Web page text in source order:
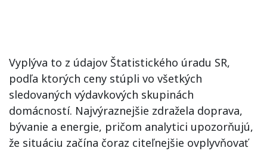
Vyplýva to z údajov Štatistického úradu SR,
podľa ktorých ceny stúpli vo všetkých
sledovaných výdavkových skupinách
domácností. Najvýraznejšie zdražela doprava,
bývanie a energie, pričom analytici upozorňujú,
že situáciu začína čoraz citeľnejšie ovplyvňovať